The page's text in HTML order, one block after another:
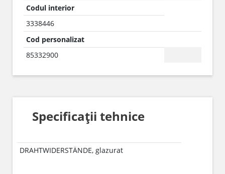
Codul interior
3338446
Cod personalizat
85332900
Specificații tehnice
DRAHTWIDERSTÄNDE, glazurat